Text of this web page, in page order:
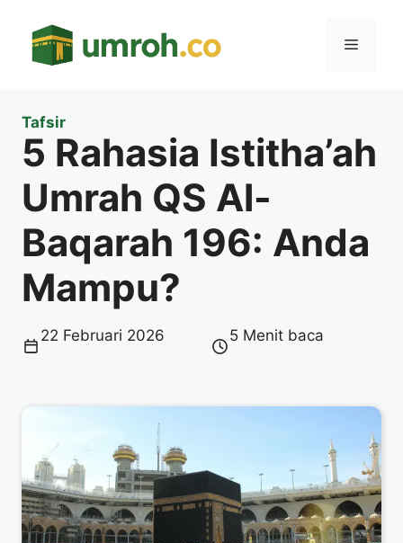
Menu
Tafsir
5 Rahasia Istitha’ah
Umrah QS Al-
Baqarah 196: Anda
Mampu?
22 Februari 2026 5 Menit baca